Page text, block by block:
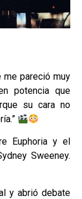
me pareció muy
potencia que
su cara no
Euphoria y el
Sweeney.
y abrió debate